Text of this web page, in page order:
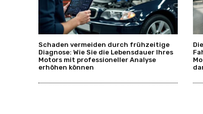
Schaden vermeiden durch frühzeitige
Diagnose: Wie Sie die Lebensdauer Ihres
Motors mit professioneller Analyse
erhöhen können